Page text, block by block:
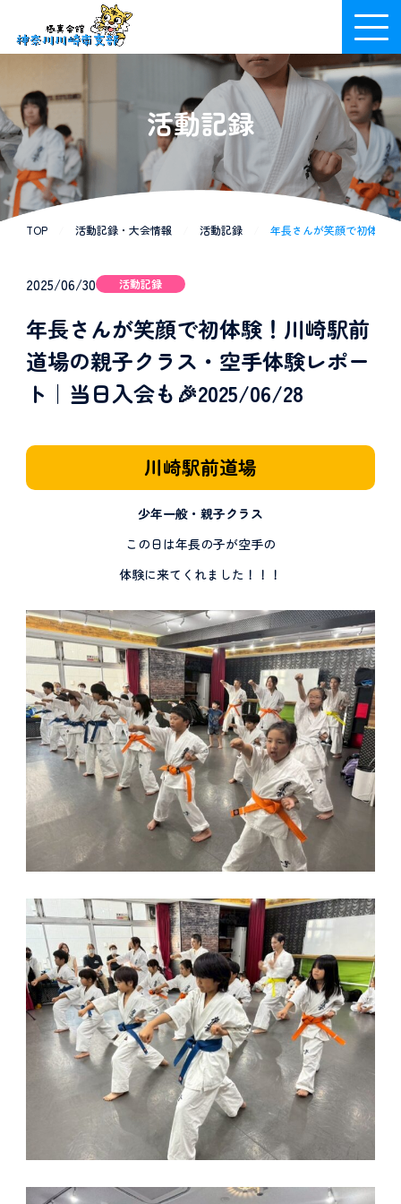
活動記録
TOP 活動記録・大会情報 活動記録 年長さんが笑顔で初体験
2025/06/30 活動記録
年長さんが笑顔で初体験！川崎駅前
道場の親子クラス・空手体験レポー
ト｜当日入会も🎉2025/06/28
川崎駅前道場
少年一般・親子クラス
この日は年長の子が空手の
体験に来てくれました！！！